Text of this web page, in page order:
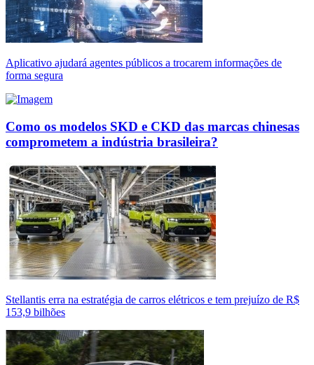
Aplicativo ajudará agentes públicos a trocarem informações de
forma segura
Como os modelos SKD e CKD das marcas chinesas
comprometem a indústria brasileira?
Stellantis erra na estratégia de carros elétricos e tem prejuízo de R$
153,9 bilhões